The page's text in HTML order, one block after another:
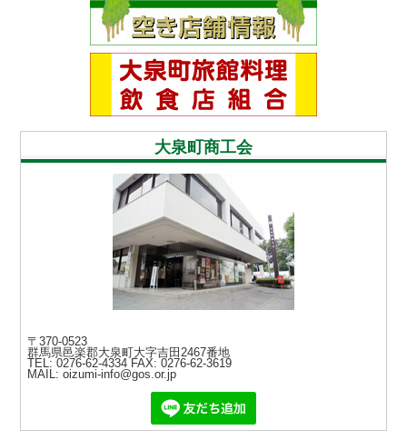
大泉町商工会
〒370-0523
群馬県邑楽郡大泉町大字吉田2467番地
TEL: 0276-62-4334FAX: 0276-62-3619
MAIL: oizumi-info@gos.or.jp